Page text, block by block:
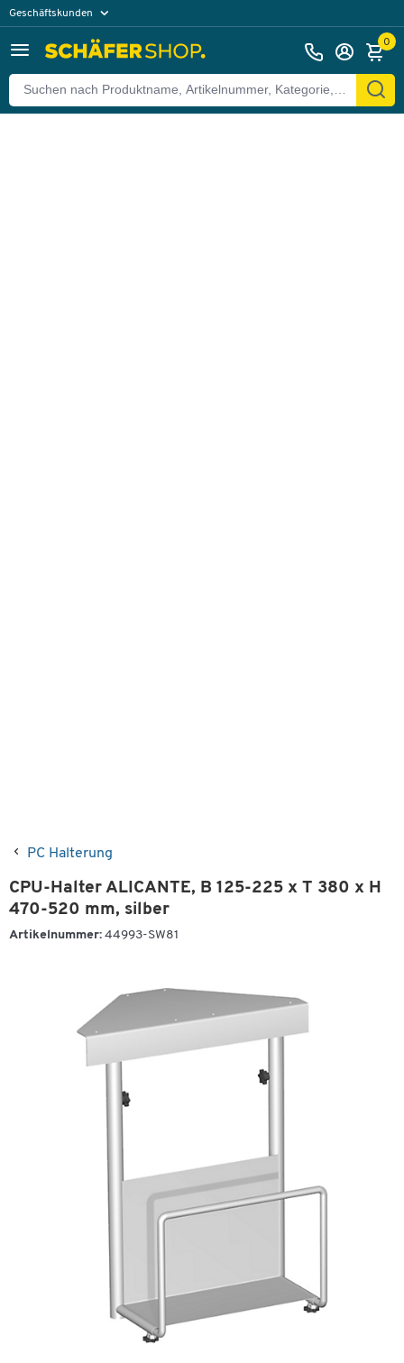
Geschäftskunden
0
PC Halterung
CPU-Halter ALICANTE, B 125-225 x T 380 x H
470-520 mm, silber
Artikelnummer: 44993-SW81
Zurück